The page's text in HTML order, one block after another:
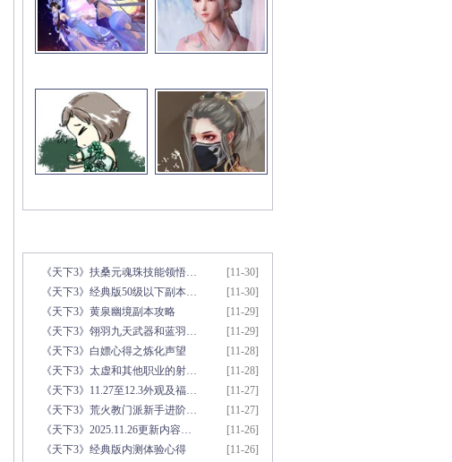
[11-30]
《天下3》扶桑元魂珠技能领悟…
[11-30]
《天下3》经典版50级以下副本…
[11-29]
《天下3》黄泉幽境副本攻略
[11-29]
《天下3》翎羽九天武器和蓝羽…
[11-28]
《天下3》白嫖心得之炼化声望
[11-28]
《天下3》太虚和其他职业的射…
[11-27]
《天下3》11.27至12.3外观及福…
[11-27]
《天下3》荒火教门派新手进阶…
[11-26]
《天下3》2025.11.26更新内容…
[11-26]
《天下3》经典版内测体验心得